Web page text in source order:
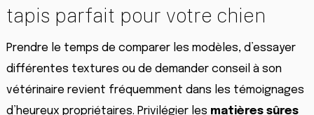
tapis parfait pour votre chien
Prendre le temps de comparer les modèles, d’essayer
différentes textures ou de demander conseil à son
vétérinaire revient fréquemment dans les témoignages
d’heureux propriétaires. Privilégier les matières sûres